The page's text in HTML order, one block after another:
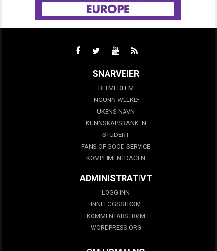
SNARVEIER
BLI MEDLEM
INGUNN WEEKLY
UKENS NAVN
KUNNSKAPSBANKEN
STUDENT
FANS OF GOOD SERVICE
KOMPLIMENTDAGEN
ADMINISTRATIVT
LOGG INN
INNLEGGSSTRØM
KOMMENTARSTRØM
WORDPRESS.ORG